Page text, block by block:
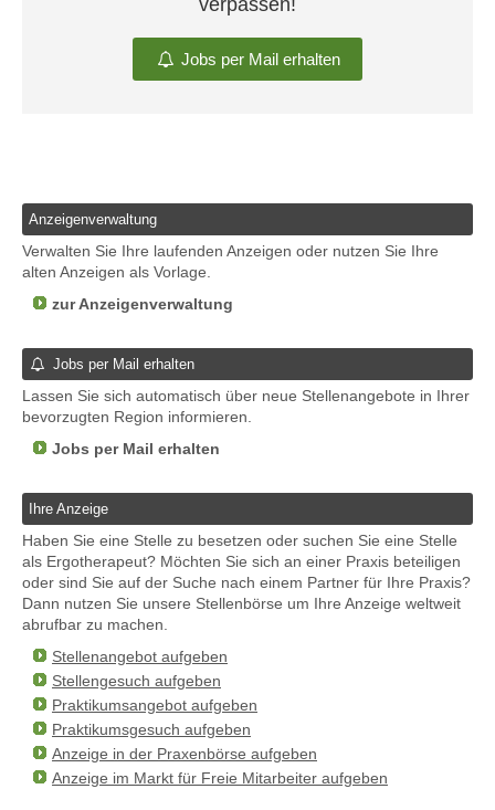
Jobs per Mail erhalten
Anzeigenverwaltung
Verwalten Sie Ihre laufenden Anzeigen oder nutzen Sie Ihre
alten Anzeigen als Vorlage.
zur Anzeigenverwaltung
Jobs per Mail erhalten
Lassen Sie sich automatisch über neue Stellenangebote in Ihrer
bevorzugten Region informieren.
Jobs per Mail erhalten
Ihre Anzeige
Haben Sie eine Stelle zu besetzen oder suchen Sie eine Stelle
als Ergotherapeut? Möchten Sie sich an einer Praxis beteiligen
oder sind Sie auf der Suche nach einem Partner für Ihre Praxis?
Dann nutzen Sie unsere Stellenbörse um Ihre Anzeige weltweit
abrufbar zu machen.
Stellenangebot aufgeben
Stellengesuch aufgeben
Praktikumsangebot aufgeben
Praktikumsgesuch aufgeben
Anzeige in der Praxenbörse aufgeben
Anzeige im Markt für Freie Mitarbeiter aufgeben